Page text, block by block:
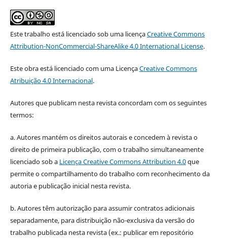
Este trabalho está licenciado sob uma licençaCreative Commons
Attribution-NonCommercial-ShareAlike 4.0 International License.
Este obra está licenciado com uma LicençaCreative Commons
Atribuição 4.0 Internacional.
Autores que publicam nesta revista concordam com os seguintes
termos:
a. Autores mantém os direitos autorais e concedem à revista o
direito de primeira publicação, com o trabalho simultaneamente
licenciado sob a Licença Creative Commons Attribution 4.0que
permite o compartilhamento do trabalho com reconhecimento da
autoria e publicação inicial nesta revista.
b. Autores têm autorização para assumir contratos adicionais
separadamente, para distribuição não-exclusiva da versão do
trabalho publicada nesta revista (ex.: publicar em repositório